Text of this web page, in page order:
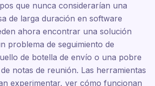
que nunca considerarían una
de larga duración en software
ahora encontrar una solución
problema de seguimiento de
de botella de envío o una pobre
notas de reunión. Las herramientas
experimentar, ver cómo funcionan